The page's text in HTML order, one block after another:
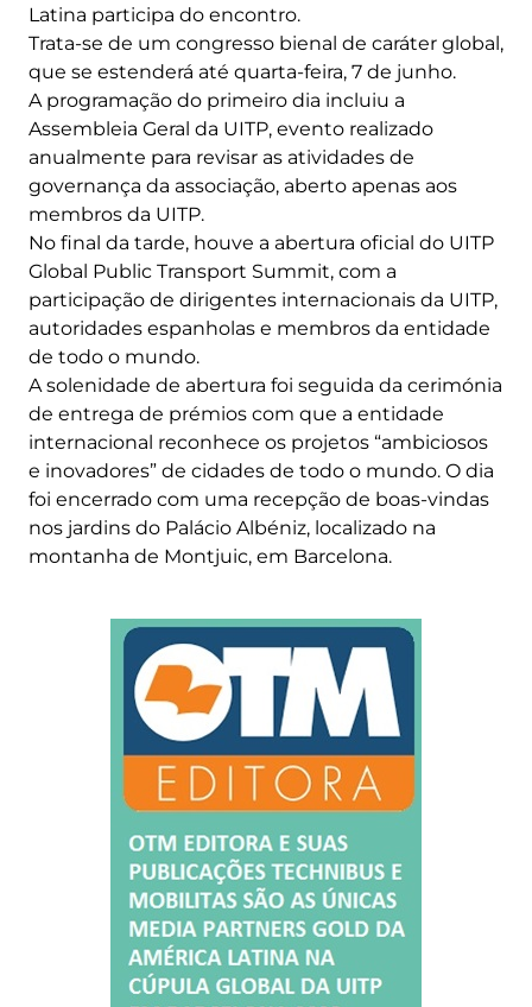
Latina participa do encontro.
Trata-se de um congresso bienal de caráter global,
que se estenderá até quarta-feira, 7 de junho.
A programação do primeiro dia incluiu a
Assembleia Geral da UITP, evento realizado
anualmente para revisar as atividades de
governança da associação, aberto apenas aos
membros da UITP.
No final da tarde, houve a abertura oficial do UITP
Global Public Transport Summit, com a
participação de dirigentes internacionais da UITP,
autoridades espanholas e membros da entidade
de todo o mundo.
A solenidade de abertura foi seguida da cerimónia
de entrega de prémios com que a entidade
internacional reconhece os projetos “ambiciosos
e inovadores” de cidades de todo o mundo. O dia
foi encerrado com uma recepção de boas-vindas
nos jardins do Palácio Albéniz, localizado na
montanha de Montjuic, em Barcelona.